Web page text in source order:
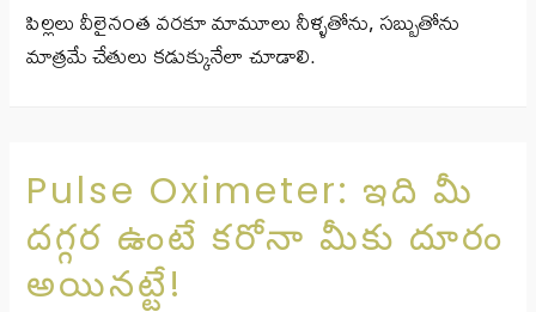
పిల్లలు వీలైనంత వరకూ మామూలు నీళ్ళతోను, సబ్బుతోను
మాత్రమే చేతులు కడుక్కునేలా చూడాలి.
Pulse Oximeter: ఇది మీ
దగ్గర ఉంటే కరోనా మీకు దూరం
అయినట్టే!